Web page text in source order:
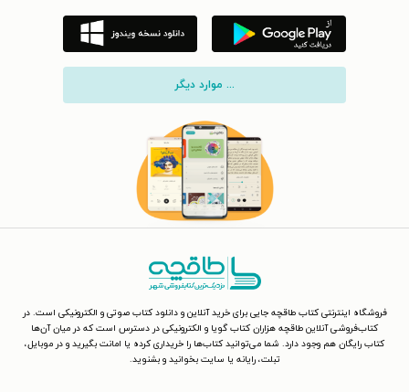
... موارد دیگر
فروشگاه اینترنتی کتاب طاقچه جایی برای خرید آنلاین و دانلود کتاب صوتی و الکترونیکی است. در
کتاب‌فروشی آنلاین طاقچه هزاران کتاب گویا و الکترونیکی در دسترس است که در میان آن‌ها
کتاب رایگان هم وجود دارد. شما می‌توانید کتاب‌ها را خریداری کرده یا امانت بگیرید و در موبایل،
تبلت، رایانه یا سایت بخوانید و بشنوید.